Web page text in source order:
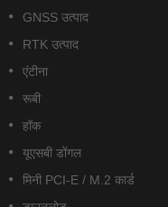
GNSS उत्पाद
RTK उत्पाद
एंटीना
रूबी
हॉक
यूएसबी डोंगल
मिनी PCI-E / M.2 कार्ड